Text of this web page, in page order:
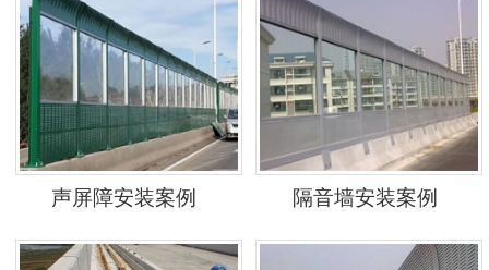
声屏障安装案例 隔音墙安装案例